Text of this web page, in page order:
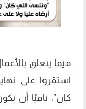
فيما يتعلق
استقروا على
كان”، نافيًا أن